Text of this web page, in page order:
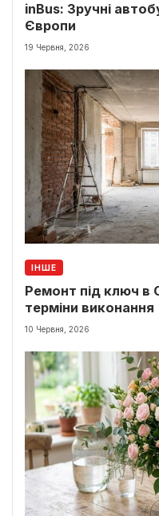
inBus: Зручні
Європи
19 Червня, 2026
ІНШЕ
Ремонт під ключ в
терміни виконання
10 Червня, 2026